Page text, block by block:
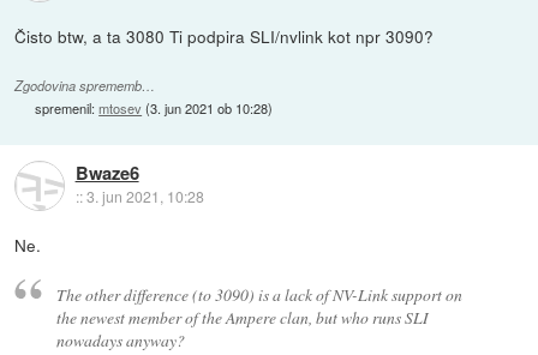
Čisto btw, a ta 3080 Ti podpira SLI/nvlink kot npr 3090?
Zgodovina sprememb…
spremenil:mtosev(3. jun 2021 ob 10:28)
Bwaze6
::3. jun 2021, 10:28
Ne.
The other difference (to 3090) is a lack of NV-Link support on
the newest member of the Ampere clan, but who runs SLI
nowadays anyway?